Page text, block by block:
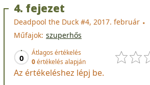
4. fejezet
Deadpool the Duck #4, 2017. február
Műfajok: szuperhős
0
Átlagos értékelés
0értékelés alapján
Az értékeléshez lépj be.